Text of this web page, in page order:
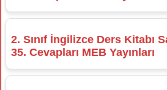
2. Sınıf İngilizce Ders Kitabı
35. Cevapları MEB Yayınları